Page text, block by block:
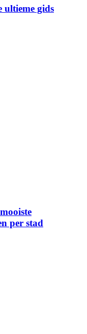
ultieme gids
per stad